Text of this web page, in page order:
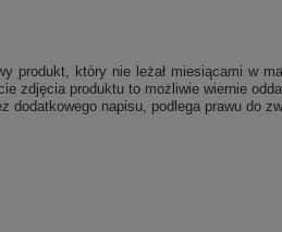
produkt, który nie leżał miesiącami w
zdjęcia produktu to możliwie wiernie
napisu, podlega prawu do